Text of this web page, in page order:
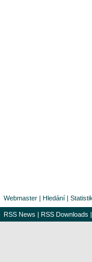
Webmaster | Hledání |
RSS News | RSS Downloads |